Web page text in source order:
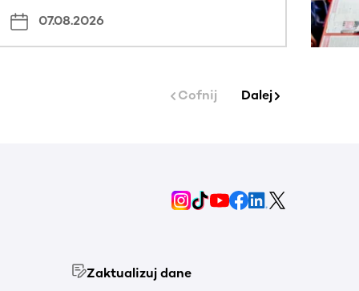
07.08.2026
Cofnij Dalej
Zaktualizuj dane